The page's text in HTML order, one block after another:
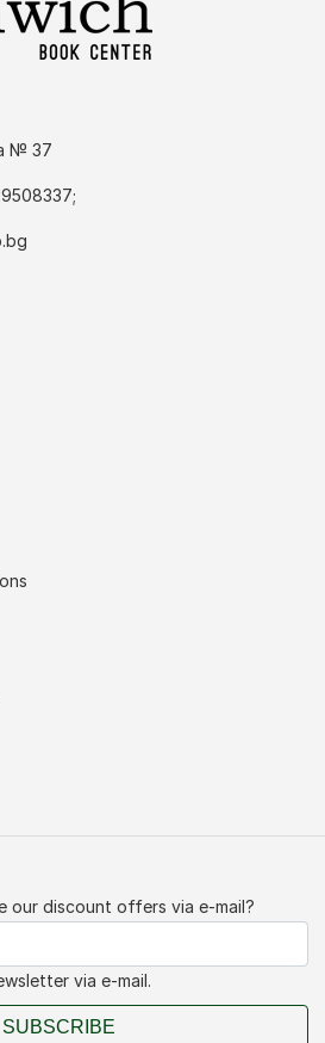
№ 37
our discount offers via e-mail?
via e-mail.
SUBSCRIBE